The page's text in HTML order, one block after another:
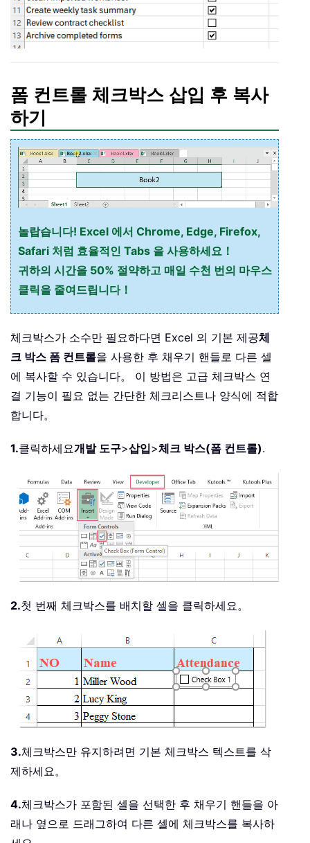
폼 컨트롤 체크박스 삽입 후 복사
하기
놀랍습니다! Excel 에서 Chrome, Edge, Firefox,
Safari 처럼 효율적인 Tabs 을 사용하세요！
귀하의 시간을 50% 절약하고 매일 수천 번의 마우스
클릭을 줄여드립니다！
체크박스가 소수만 필요하다면 Excel 의 기본 제공체
크 박스 폼 컨트롤을 사용한 후 채우기 핸들로 다른 셀
에 복사할 수 있습니다。 이 방법은 고급 체크박스 연
결 기능이 필요 없는 간단한 체크리스트나 양식에 적합
합니다。
1.클릭하세요개발 도구>삽입>체크 박스(폼 컨트롤).
2.첫 번째 체크박스를 배치할 셀을 클릭하세요。
3.체크박스만 유지하려면 기본 체크박스 텍스트를 삭
제하세요。
4.체크박스가 포함된 셀을 선택한 후 채우기 핸들을 아
래나 옆으로 드래그하여 다른 셀에 체크박스를 복사하